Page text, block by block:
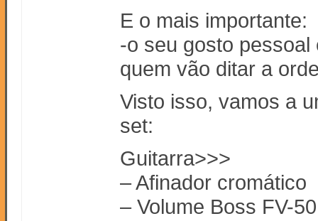
E o mais importante:
-o seu gosto
quem vão ditar a
Visto isso, vamos a
set:
Guitarra>>>
– Afinador cromático
– Volume Boss FV-